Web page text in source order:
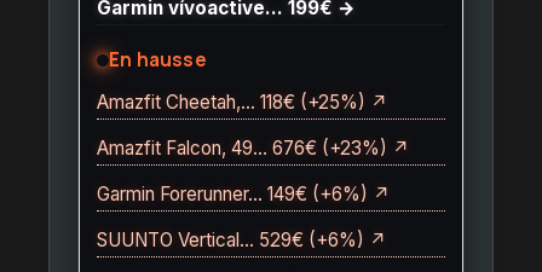
Garmin vívoactive… 199€ →
En hausse
Amazfit Cheetah,… 118€ (+25%) ↗
Amazfit Falcon, 49… 676€ (+23%) ↗
Garmin Forerunner… 149€ (+6%) ↗
SUUNTO Vertical… 529€ (+6%) ↗